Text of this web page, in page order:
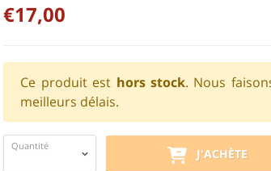
€17,00
Ce produit est hors stock. Nous
meilleurs délais.
Quantité
J'ACHÈTE